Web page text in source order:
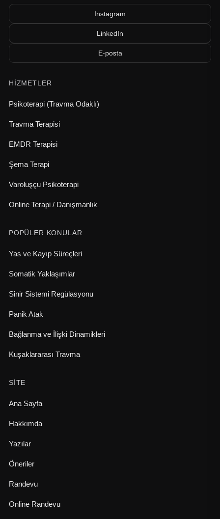
Instagram
LinkedIn
E-posta
HIZMETLER
Psikoterapi (Travma Odaklı)
Travma Terapisi
EMDR Terapisi
Şema Terapi
Varoluşçu Psikoterapi
Online Terapi / Danışmanlık
POPÜLER KONULAR
Yas ve Kayıp Süreçleri
Somatik Yaklaşımlar
Sinir Sistemi Regülasyonu
Panik Atak
Bağlanma ve İlişki Dinamikleri
Kuşaklararası Travma
SITE
Ana Sayfa
Hakkımda
Yazılar
Öneriler
Randevu
Online Randevu